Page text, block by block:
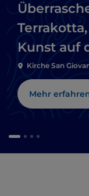
Kunst auf
Kirche San
Mehr